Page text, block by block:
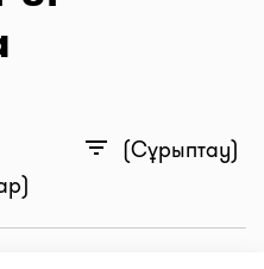
filter_list (Сұрыптау)